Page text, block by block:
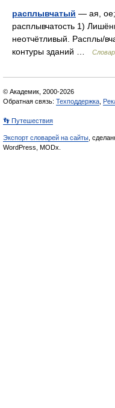
расплывчатый — ая, ое;
расплывчатость 1)
неотчётливый. Расплы/
контуры зданий …
© Академик, 2000-2026
Обратная связь: Техподдержка
👣 Путешествия
Экспорт словарей на сайты ,
WordPress, MODx.